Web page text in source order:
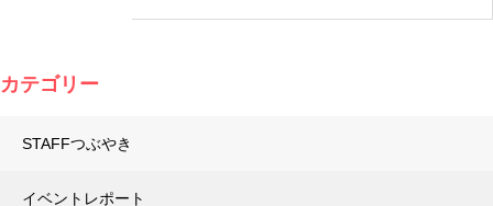
カテゴリー
STAFFつぶやき
イベントレポート